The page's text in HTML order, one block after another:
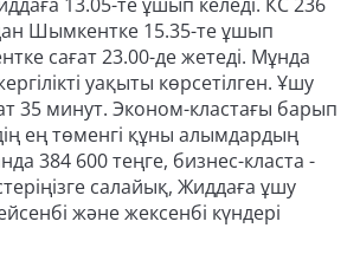
Шымкентке 15.35-те ұшып
сағат 23.00-де жетеді. Мұнда
уақыты көрсетілген. Ұшу
35 минут. Эконом-кластағы барып
ең төменгі құны алымдардың
384 600 теңге, бизнес-класта -
салайық, Жиддаға ұшу
және жексенбі күндері